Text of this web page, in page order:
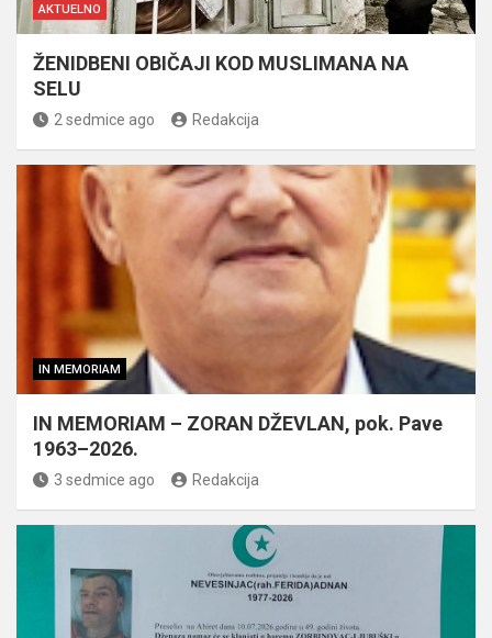
AKTUELNO
ŽENIDBENI OBIČAJI KOD MUSLIMANA NA
SELU
2 sedmice ago Redakcija
IN MEMORIAM
IN MEMORIAM – ZORAN DŽEVLAN, pok. Pave
1963–2026.
3 sedmice ago Redakcija